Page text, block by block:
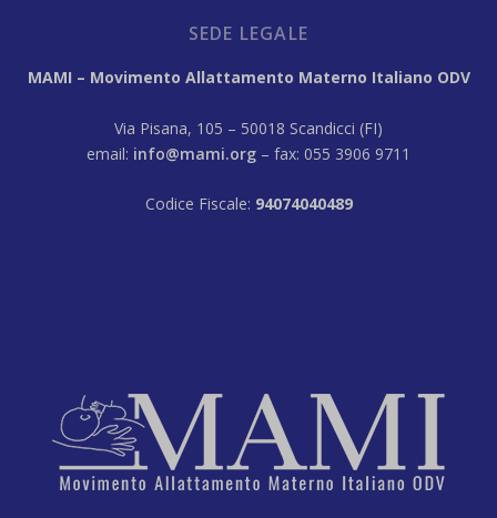
SEDE LEGALE
MAMI – Movimento Allattamento Materno Italiano ODV
Via Pisana, 105 – 50018 Scandicci (FI)
email: info@mami.org – fax: 055 3906 9711
Codice Fiscale: 94074040489